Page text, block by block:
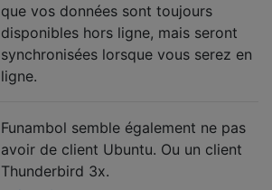
que vos données sont toujours
disponibles hors ligne, mais seront
synchronisées lorsque vous serez en
ligne.
Funambol semble également ne pas
avoir de client Ubuntu. Ou un client
Thunderbird 3x.